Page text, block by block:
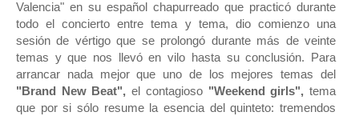
Valencia" en su español chapurreado que practicó durante
todo el concierto entre tema y tema, dio comienzo una
sesión de vértigo que se prolongó durante más de veinte
temas y que nos llevó en vilo hasta su conclusión. Para
arrancar nada mejor que uno de los mejores temas del
"Brand New Beat",el contagioso "Weekend girls", tema
que por si sólo resume la esencia del quinteto: tremendos